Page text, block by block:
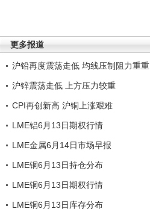
更多报道
沪铅再度震荡走低 均线压制阻力重重
沪锌震荡走低 上方压力较重
CPI再创新高 沪铜上涨艰难
LME铝6月13日期权行情
LME金属6月14日市场早报
LME铜6月13日持仓分布
LME铜6月13日期权行情
LME铜6月13日库存分布